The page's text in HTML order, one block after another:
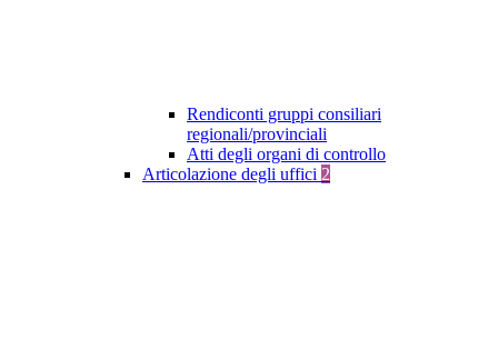
Rendiconti gruppi consiliari
regionali/provinciali
Atti degli organi di controllo
Articolazione degli uffici 2